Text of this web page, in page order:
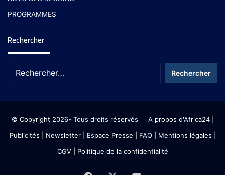
PROGRAMMES
Rechercher
© Copyright 2026- Tous droits réservés A propos d'Africa24|
Publicités
Newsletter| Espace Presse | FAQ | Mentions légales
CGV| Politique de la confidentialité